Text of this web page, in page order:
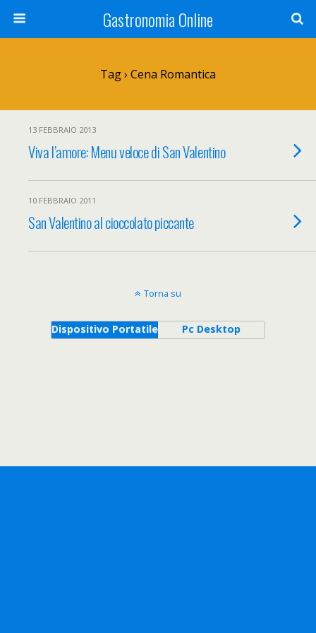
Gastronomia Online
Tag › Cena Romantica
13 FEBBRAIO 2013
Viva l’amore: Menu veloce di San Valentino
10 FEBBRAIO 2011
San Valentino al cioccolato piccante
Torna su
Dispositivo Portatile Pc Desktop